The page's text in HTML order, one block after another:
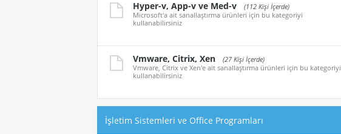
Hyper-v, App-v ve Med-v
(112 Kişi İçerde)
Microsoft'a ait sanallaştırma ürünleri için bu kategoriyi
kullanabilirsiniz
Vmware, Citrix, Xen
(27 Kişi İçerde)
Vmware, Citrix ve Xen'e ait sanallaştırma ürünleri için bu kategoriyi
kullanabilirsiniz
İşletim Sistemleri ve Office Programları